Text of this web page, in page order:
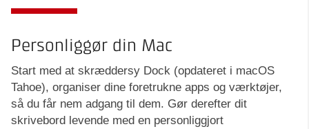
Personliggør din Mac
Start med at skræddersy Dock (opdateret i macOS
Tahoe), organiser dine foretrukne apps og værktøjer,
så du får nem adgang til dem. Gør derefter dit
skrivebord levende med en personliggjort